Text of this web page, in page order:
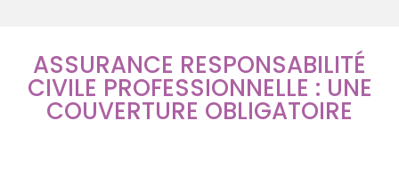
ASSURANCE RESPONSABILITÉ
CIVILE PROFESSIONNELLE : UNE
COUVERTURE OBLIGATOIRE